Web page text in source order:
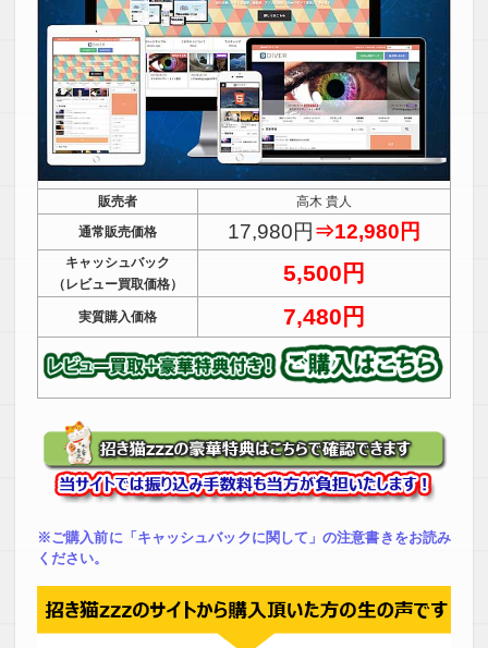
販売者
高木 貴人
通常販売価格
17,980円 ⇒12,980円
キャッシュバック
（レビュー買取価格）
5,500円
実質購入価格 7,480円
※ご購入前に「キャッシュバックに関して」の注意書きをお読み
ください。